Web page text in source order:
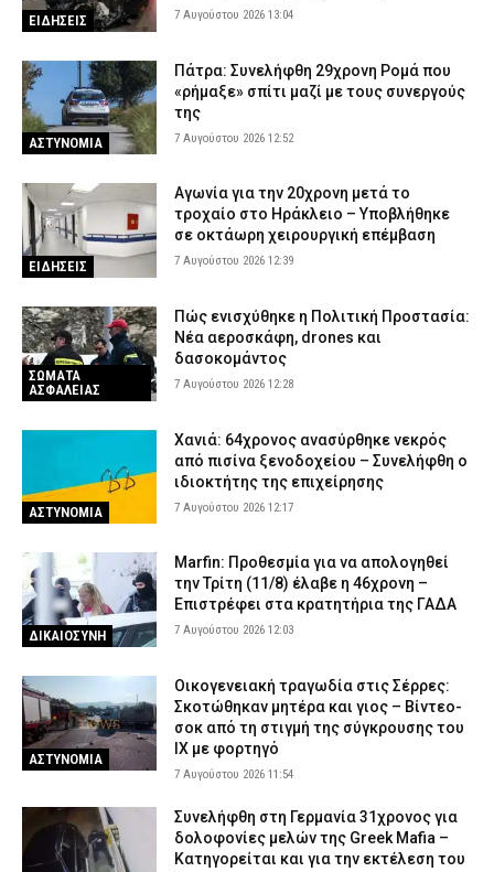
ΕΙΔΗΣΕΙΣ 7 Αυγούστου 2026 13:04
ΑΣΤΥΝΟΜΙΑ
Πάτρα: Συνελήφθη 29χρονη Ρομά που
«ρήμαξε» σπίτι μαζί με τους συνεργούς
της
7 Αυγούστου 2026 12:52
ΕΙΔΗΣΕΙΣ
Αγωνία για την 20χρονη μετά το
τροχαίο στο Ηράκλειο – Υποβλήθηκε
σε οκτάωρη χειρουργική επέμβαση
7 Αυγούστου 2026 12:39
ΣΩΜΑΤΑ
ΑΣΦΑΛΕΙΑΣ
Πώς ενισχύθηκε η Πολιτική Προστασία:
Νέα αεροσκάφη, drones και
δασοκομάντος
7 Αυγούστου 2026 12:28
ΑΣΤΥΝΟΜΙΑ
Χανιά: 64χρονος ανασύρθηκε νεκρός
από πισίνα ξενοδοχείου – Συνελήφθη ο
ιδιοκτήτης της επιχείρησης
7 Αυγούστου 2026 12:17
ΔΙΚΑΙΟΣΥΝΗ
Marfin: Προθεσμία για να απολογηθεί
την Τρίτη (11/8) έλαβε η 46χρονη –
Επιστρέφει στα κρατητήρια της ΓΑΔΑ
7 Αυγούστου 2026 12:03
ΑΣΤΥΝΟΜΙΑ
Οικογενειακή τραγωδία στις Σέρρες:
Σκοτώθηκαν μητέρα και γιος – Βίντεο-
σοκ από τη στιγμή της σύγκρουσης του
ΙΧ με φορτηγό
7 Αυγούστου 2026 11:54
Συνελήφθη στη Γερμανία 31χρονος για
δολοφονίες μελών της Greek Mafia –
Κατηγορείται και για την εκτέλεση του